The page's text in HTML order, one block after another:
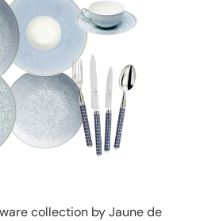
collection by Jaune de